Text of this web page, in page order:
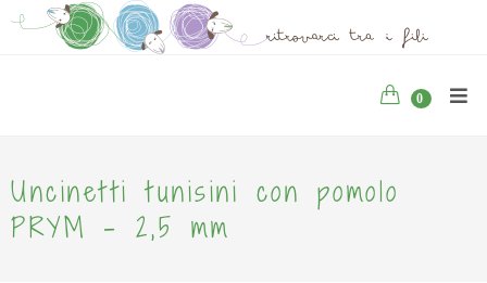
0
Uncinetti tunisini con pomolo
PRYM - 2,5 mm